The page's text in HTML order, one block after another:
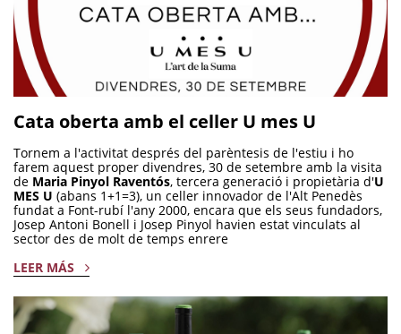
Cata oberta amb el celler U mes U
Tornem a l'activitat després del parèntesis de l'estiu i ho
farem aquest proper divendres, 30 de setembre amb la visita
de Maria Pinyol Raventós, tercera generació i propietària d'U
MES U (abans 1+1=3), un celler innovador de l'Alt Penedès
fundat a Font-rubí l'any 2000, encara que els seus fundadors,
Josep Antoni Bonell i Josep Pinyol havien estat vinculats al
sector des de molt de temps enrere
LEER MÁS